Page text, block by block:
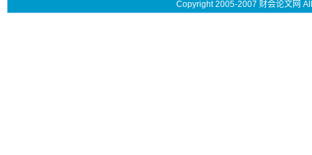
Copyright 2005-2007 财会论文网